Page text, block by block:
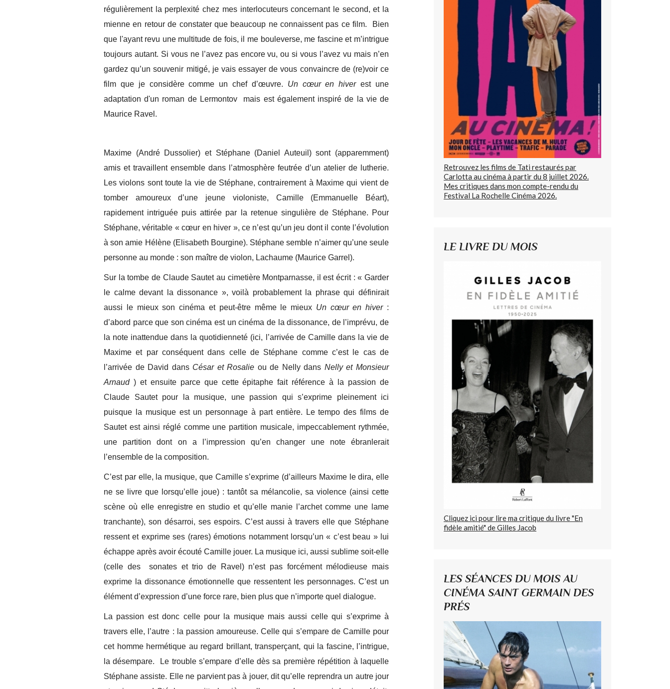
régulièrement la perplexité chez mes interlocuteurs concernant le second, et la
mienne en retour de constater que beaucoup ne connaissent pas ce film. Bien
que l'ayant revu une multitude de fois, il me bouleverse, me fascine et m’intrigue
toujours autant. Si vous ne l’avez pas encore vu, ou si vous l’avez vu mais n’en
gardez qu’un souvenir mitigé, je vais essayer de vous convaincre de (re)voir ce
film que je considère comme un chef d’œuvre. Un cœur en hiverest une
adaptation d'un roman de Lermontov mais est également inspiré de la vie de
Maurice Ravel.
Maxime (André Dussolier) et Stéphane (Daniel Auteuil) sont (apparemment)
amis et travaillent ensemble dans l’atmosphère feutrée d’un atelier de lutherie.
Les violons sont toute la vie de Stéphane, contrairement à Maxime qui vient de
tomber amoureux d’une jeune violoniste, Camille (Emmanuelle Béart),
rapidement intriguée puis attirée par la retenue singulière de Stéphane. Pour
Stéphane, véritable « cœur en hiver », ce n’est qu’un jeu dont il conte l’évolution
à son amie Hélène (Elisabeth Bourgine). Stéphane semble n’aimer qu’une seule
personne au monde : son maître de violon, Lachaume (Maurice Garrel).
Sur la tombe de Claude Sautet au cimetière Montparnasse, il est écrit : « Garder
le calme devant la dissonance », voilà probablement la phrase qui définirait
aussi le mieux son cinéma et peut-être même le mieux Un cœur en hiver :
d’abord parce que son cinéma est un cinéma de la dissonance, de l’imprévu, de
la note inattendue dans la quotidienneté (ici, l’arrivée de Camille dans la vie de
Maxime et par conséquent dans celle de Stéphane comme c’est le cas de
l’arrivée de David dans César et Rosalie ou de Nelly dans Nelly et Monsieur
Arnaud) et ensuite parce que cette épitaphe fait référence à la passion de
Claude Sautet pour la musique, une passion qui s’exprime pleinement ici
puisque la musique est un personnage à part entière. Le tempo des films de
Sautet est ainsi réglé comme une partition musicale, impeccablement rythmée,
une partition dont on a l’impression qu’en changer une note ébranlerait
l’ensemble de la composition.
C’est par elle, la musique, que Camille s’exprime (d’ailleurs Maxime le dira, elle
ne se livre que lorsqu’elle joue) : tantôt sa mélancolie, sa violence (ainsi cette
scène où elle enregistre en studio et qu’elle manie l’archet comme une lame
tranchante), son désarroi, ses espoirs. C’est aussi à travers elle que Stéphane
ressent et exprime ses (rares) émotions notamment lorsqu’un « c’est beau » lui
échappe après avoir écouté Camille jouer. La musique ici, aussi sublime soit-elle
(celle des sonates et trio de Ravel) n’est pas forcément mélodieuse mais
exprime la dissonance émotionnelle que ressentent les personnages. C’est un
élément d’expression d’une force rare, bien plus que n’importe quel dialogue.
La passion est donc celle pour la musique mais aussi celle qui s’exprime à
travers elle, l’autre : la passion amoureuse. Celle qui s’empare de Camille pour
cet homme hermétique au regard brillant, transperçant, qui la fascine, l’intrigue,
la désempare. Le trouble s’empare d’elle dès sa première répétition à laquelle
Stéphane assiste. Elle ne parvient pas à jouer, dit qu’elle reprendra un autre jour
Retrouvez les films de Tati restaurés par
Carlotta au cinéma à partir du 8 juillet 2026.
Mes critiques dans mon compte-rendu du
Festival La Rochelle Cinéma 2026.
LE LIVRE DU MOIS
Cliquez ici pour lire ma critique du livre "En
fidèle amitié" de Gilles Jacob
LES SÉANCES DU MOIS AU
CINÉMA SAINT GERMAIN DES
PRÉS